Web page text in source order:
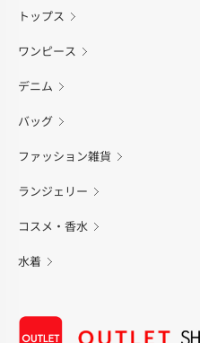
トップス
ワンピース
デニム
バッグ
ファッション雑貨
ランジェリー
コスメ・香水
水着